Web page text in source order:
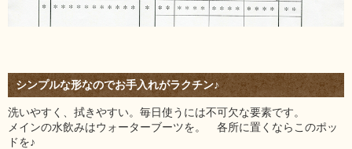
シンプルな形なのでお手入れがラクチン♪
洗いやすく、拭きやすい。毎日使うには不可欠な要素です。
メインの水飲みはウォーターブーツを。 各所に置くならこのポッ
ドを♪